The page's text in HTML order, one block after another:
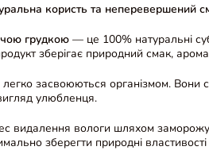
користь та неперевершений
грудкою — це 100% натуральні
зберігає природний смак,
засвоюються організмом.
улюбленця.
видалення вологи шляхом
зберегти природні